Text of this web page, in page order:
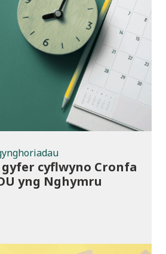
i
cyflwyno Cronfa
yng Nghymru